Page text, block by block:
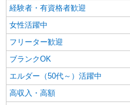
[ 綺麗 ]高級
りなど/大田
時給1500
通費全支給(ガ
大田原市
キープ
経験者・有資格者歓迎
女性活躍中
フリーター歓迎
ブランクOK
エルダー（50代～）活躍中
高収入・高額